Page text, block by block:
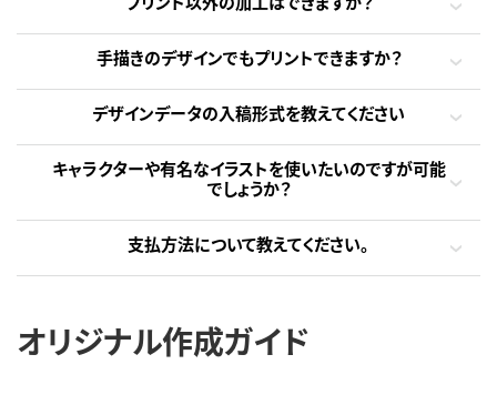
手描きのデザインでもプリントできますか？
デザインデータの入稿形式を教えてください
キャラクターや有名なイラストを使いたいのですが可能
でしょうか？
支払方法について教えてください。
オリジナル作成ガイド